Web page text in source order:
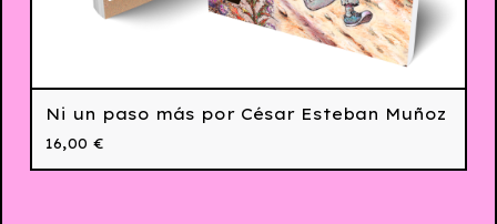
Ni un paso más por César Esteban Muñoz
16,00 €